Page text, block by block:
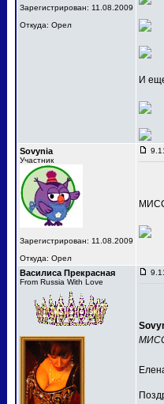
Зарегистрирован: 11.08.2009
Откуда: Орел
И
Sovynia
Участник
Зарегистрирован: 11.08.2009
Откуда: Орел
Василиса Прекрасная
From Russia With Love